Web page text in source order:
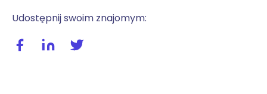
Udostępnij swoim znajomym:
Udostępnij wpis na facebooku
Udostępnij wpis na linkedIn